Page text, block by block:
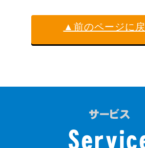
▲前のページに